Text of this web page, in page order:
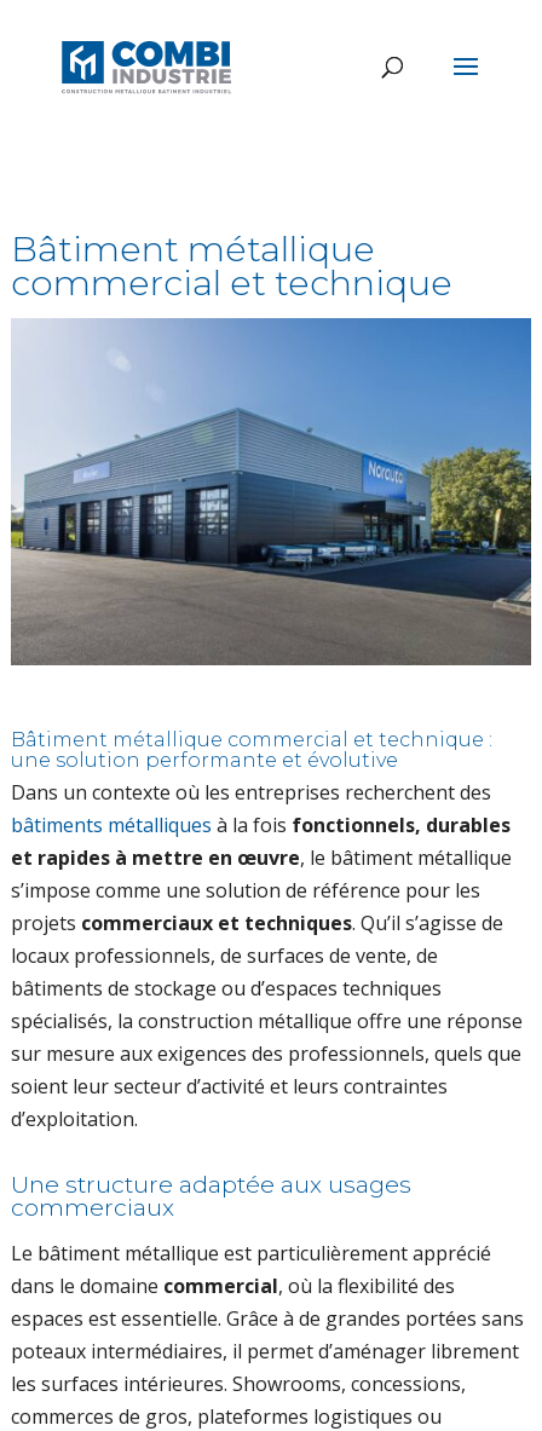
Bâtiment métallique
commercial et technique
Bâtiment métallique commercial et technique :
une solution performante et évolutive
Dans un contexte où les entreprises recherchent des
bâtiments métalliques à la fois fonctionnels, durables
et rapides à mettre en œuvre, le bâtiment métallique
s’impose comme une solution de référence pour les
projets commerciaux et techniques. Qu’il s’agisse de
locaux professionnels, de surfaces de vente, de
bâtiments de stockage ou d’espaces techniques
spécialisés, la construction métallique offre une réponse
sur mesure aux exigences des professionnels, quels que
soient leur secteur d’activité et leurs contraintes
d’exploitation.
Une structure adaptée aux usages
commerciaux
Le bâtiment métallique est particulièrement apprécié
dans le domaine commercial, où la flexibilité des
espaces est essentielle. Grâce à de grandes portées sans
poteaux intermédiaires, il permet d’aménager librement
les surfaces intérieures. Showrooms, concessions,
commerces de gros, plateformes logistiques ou